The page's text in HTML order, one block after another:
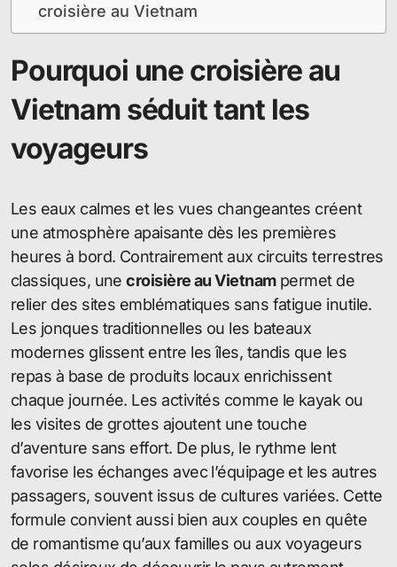
croisière au Vietnam
Pourquoi une croisière au
Vietnam séduit tant les
voyageurs
Les eaux calmes et les vues changeantes créent
une atmosphère apaisante dès les premières
heures à bord. Contrairement aux circuits terrestres
classiques, unecroisière au Vietnampermet de
relier des sites emblématiques sans fatigue inutile.
Les jonques traditionnelles ou les bateaux
modernes glissent entre les îles, tandis que les
repas à base de produits locaux enrichissent
chaque journée. Les activités comme le kayak ou
les visites de grottes ajoutent une touche
d’aventure sans effort. De plus, le rythme lent
favorise les échanges avec l’équipage et les autres
passagers, souvent issus de cultures variées. Cette
formule convient aussi bien aux couples en quête
de romantisme qu’aux familles ou aux voyageurs